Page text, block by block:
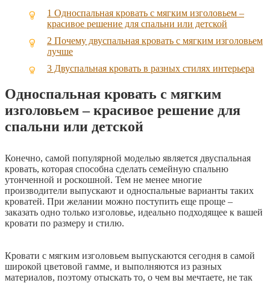
1 Односпальная кровать с мягким изголовьем –
красивое решение для спальни или детской
2 Почему двуспальная кровать с мягким изголовьем
лучше
3 Двуспальная кровать в разных стилях интерьера
Односпальная кровать с мягким
изголовьем – красивое решение для
спальни или детской
Конечно, самой популярной моделью является двуспальная
кровать, которая способна сделать семейную спальню
утонченной и роскошной. Тем не менее многие
производители выпускают и односпальные варианты таких
кроватей. При желании можно поступить еще проще –
заказать одно только изголовье, идеально подходящее к вашей
кровати по размеру и стилю.
Кровати с мягким изголовьем выпускаются сегодня в самой
широкой цветовой гамме, и выполняются из разных
материалов, поэтому отыскать то, о чем вы мечтаете, не так